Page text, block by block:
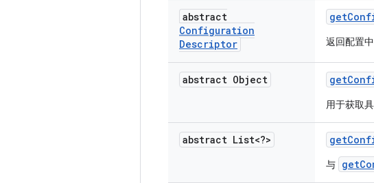
abstract
Configuration
Descriptor
get
返回配置
abstract Object get
用于获取
abstract List<?> get
与